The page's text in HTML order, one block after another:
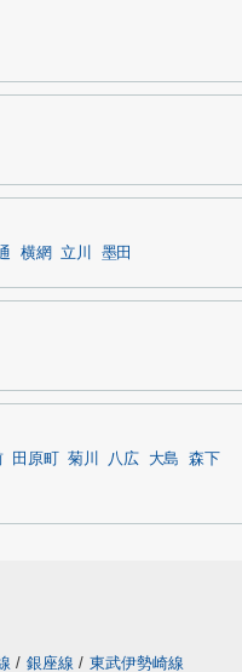
横網 立川 墨田
田原町 菊川 八広 大島
森下
/ 銀座線 / 東武伊勢崎線